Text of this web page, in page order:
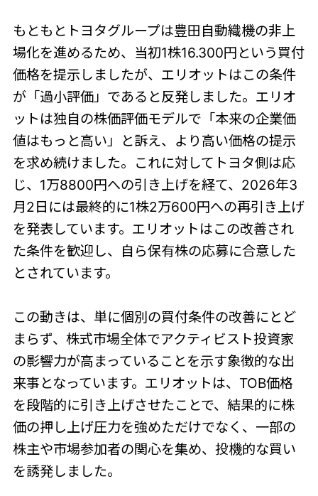
もともとトヨタグループは豊田自動織機の非上
場化を進めるため、当初1株16.300円という買付
価格を提示しましたが、エリオットはこの条件
が「過小評価」であると反発しました。エリオ
ットは独自の株価評価モデルで「本来の企業価
値はもっと高い」と訴え、より高い価格の提示
を求め続けました。これに対してトヨタ側は応
じ、1万8800円への引き上げを経て、2026年3
月2日には最終的に1株2万600円への再引き上げ
を発表しています。エリオットはこの改善され
た条件を歓迎し、自ら保有株の応募に合意した
とされています。
この動きは、単に個別の買付条件の改善にとど
まらず、株式市場全体でアクティビスト投資家
の影響力が高まっていることを示す象徴的な出
来事となっています。エリオットは、TOB価格
を段階的に引き上げさせたことで、結果的に株
価の押し上げ圧力を強めただけでなく、一部の
株主や市場参加者の関心を集め、投機的な買い
を誘発しました。